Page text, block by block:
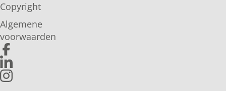
Copyright
Algemene
voorwaarden